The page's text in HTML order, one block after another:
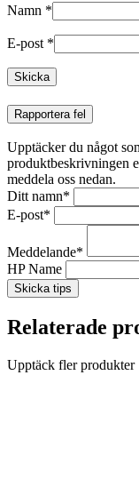
Namn *
E-post *
Rapportera fel
Upptäcker du något
produktbeskrivningen
meddela oss nedan.
Ditt namn*
E-post*
Meddelande*
HP Name
Skicka tips
Relaterade
Upptäck fler produkter